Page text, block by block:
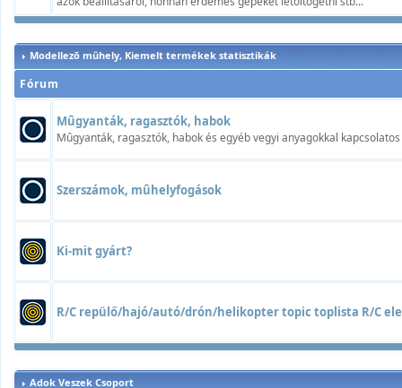
Modellezõ mûhely, Kiemelt termékek statisztikák
Fórum
Mûgyanták, ragasztók, habok
Mûgyanták, ragasztók, habok és egyéb vegyi anyagokkal
Szerszámok, mûhelyfogások
Ki-mit gyárt?
R/C repülő/hajó/autó/drón/helikopter topic toplista R/C
Adok Veszek Csoport